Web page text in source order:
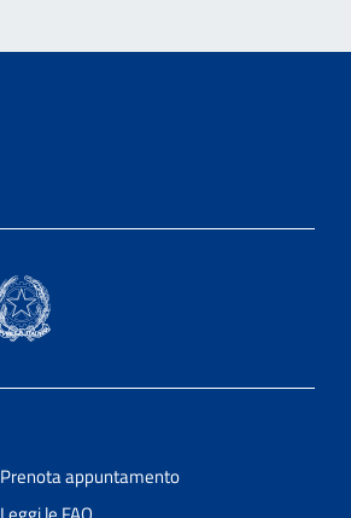
Prenota appuntamento